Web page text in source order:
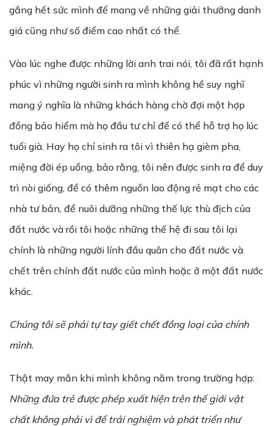
gắng hết sức mình để mang về những giải thưởng danh
giá cũng như số điểm cao nhất có thể.
Vào lúc nghe được những lời anh trai nói, tôi đã rất hạnh
phúc vì những người sinh ra mình không hề suy nghĩ
mang ý nghĩa là những khách hàng chờ đợi một hợp
đồng bảo hiểm mà họ đầu tư chỉ để có thể hỗ trợ họ lúc
tuổi già. Hay họ chỉ sinh ra tôi vì thiên hạ gièm pha,
miệng đời ép uổng, bảo rằng, tôi nên được sinh ra để duy
trì nòi giống, để có thêm nguồn lao động rẻ mạt cho các
nhà tư bản, để nuôi dưỡng những thế lực thù địch của
đất nước và rồi tôi hoặc những thế hệ đi sau tôi lại
chính là những người lính đầu quân cho đất nước và
chết trên chính đất nước của mình hoặc ở một đất nước
khác.
Chúng tôi sẽ phải tự tay giết chết đồng loại của chính
mình.
Thật may mắn khi mình không nằm trong trường hợp:
Những đứa trẻ được phép xuất hiện trên thế giới vật
chất không phải vì để trải nghiệm và phát triển như